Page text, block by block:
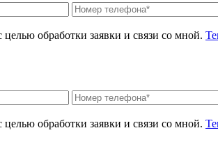
обработки заявки и связи со мной.
обработки заявки и связи со мной.